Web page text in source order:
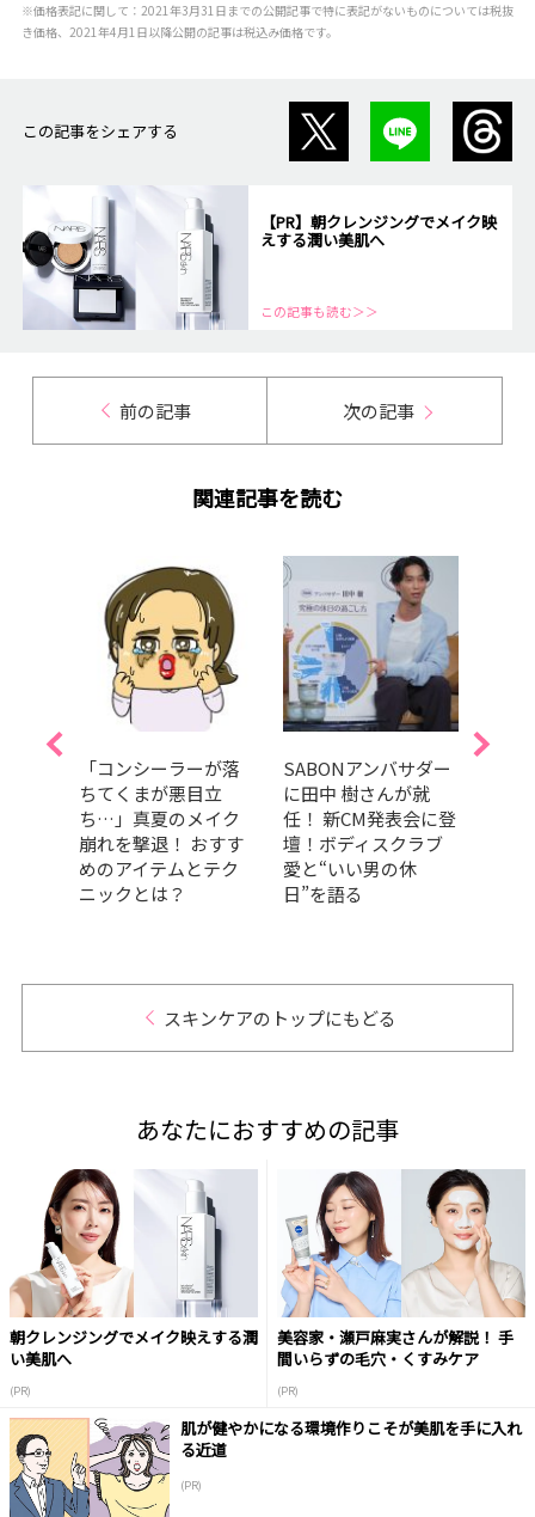
※価格表記に関して：2021年3月31日までの公開記事で特に表記がないものについては税抜
き価格、2021年4月1日以降公開の記事は税込み価格です。
この記事をシェアする
【PR】朝クレンジングでメイク映
えする潤い美肌へ
この記事も読む＞＞
前の記事 次の記事
関連記事を読む
「コンシーラーが落
ちてくまが悪目立
ち…」真夏のメイク
崩れを撃退！ おすす
めのアイテムとテク
ニックとは？
SABONアンバサダー
に田中 樹さんが就
任！ 新CM発表会に登
壇！ボディスクラブ
愛と“いい男の休
日”を語る
スキンケアのトップにもどる
あなたにおすすめの記事
朝クレンジングでメイク映えする潤
い美肌へ
(PR)
美容家・瀬戸麻実さんが解説！ 手
間いらずの毛穴・くすみケア
(PR)
肌が健やかになる環境作りこそが美肌を手に入れ
る近道
(PR)